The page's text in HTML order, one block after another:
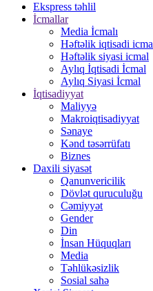
Ekspress təhlil
İcmallar
Media İcmalı
Həftəlik iqtisadi
Həftəlik siyasi icmal
Aylıq İqtisadi İcmal
Aylıq Siyasi İcmal
İqtisadiyyat
Maliyyə
Makroiqtisadiyyat
Sənaye
Kənd təsərrüfatı
Biznes
Daxili siyasət
Qanunvericilik
Dövlət quruculuğu
Cəmiyyət
Gender
Din
İnsan Hüquqları
Media
Təhlükəsizlik
Sosial sahə